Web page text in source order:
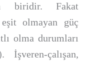
biridir. Fakat
eşit olmayan güç
olma durumları
çalışan,